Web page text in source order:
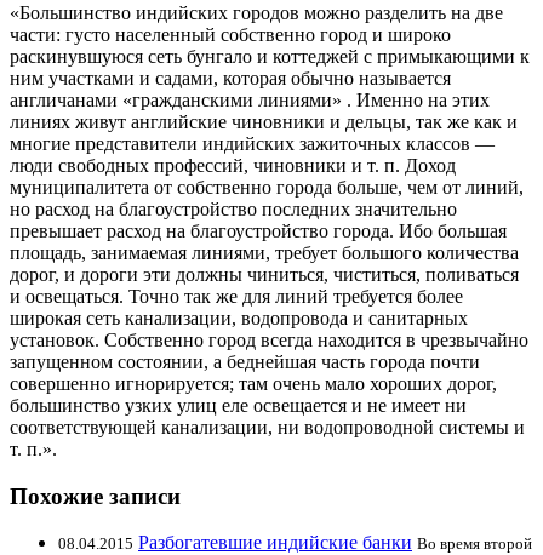
«Большинство индийских городов можно разделить на две
части: густо населенный собственно город и широко
раскинувшуюся сеть бунгало и коттеджей с примыкающими к
ним участками и садами, которая обычно называется
англичанами «гражданскими линиями» . Именно на этих
линиях живут английские чиновники и дельцы, так же как и
многие представители индийских зажиточных классов —
люди свободных профессий, чиновники и т. п. Доход
муниципалитета от собственно города больше, чем от линий,
но расход на благоустройство последних значительно
превышает расход на благоустройство города. Ибо большая
площадь, занимаемая линиями, требует большого количества
дорог, и дороги эти должны чиниться, чиститься, поливаться
и освещаться. Точно так же для линий требуется более
широкая сеть канализации, водопровода и санитарных
установок. Собственно город всегда находится в чрезвычайно
запущенном состоянии, а беднейшая часть города почти
совершенно игнорируется; там очень мало хороших дорог,
большинство узких улиц еле освещается и не имеет ни
соответствующей канализации, ни водопроводной системы и
т. п.».
Похожие записи
08.04.2015 Разбогатевшие индийские банки Во время второй